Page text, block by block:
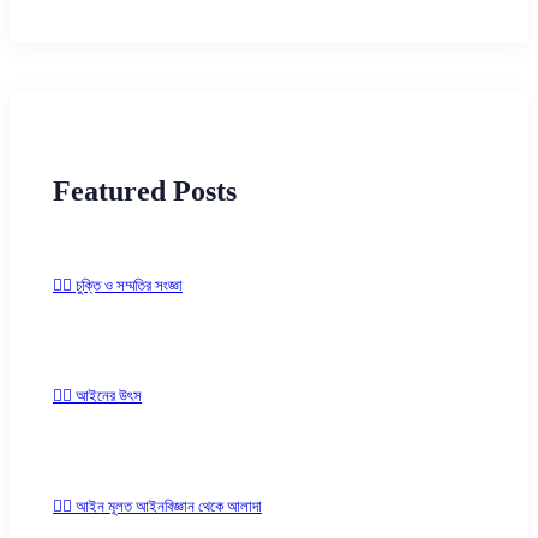
Featured Posts
✍🏻 চুক্তি ও সম্মতির সংজ্ঞা
✍🏻 আইনের উৎস
✍🏻 আইন মূলত আইনবিজ্ঞান থেকে আলাদা